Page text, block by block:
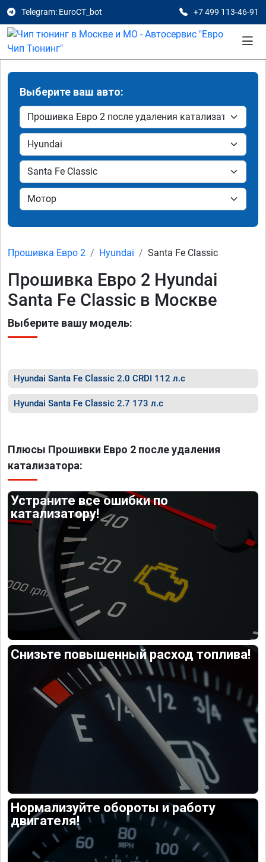
Telegram: EuroCT_bot +7 499 113-46-91
Выберите ваш авто:
Прошивка Евро 2 Hyundai Santa Fe Classic
Прошивка Евро 2 Hyundai
Santa Fe Classic в Москве
Выберите вашу модель:
Hyundai Santa Fe Classic 2.0 CRDI 112 л.с
Hyundai Santa Fe Classic 2.7 173 л.с
Плюсы Прошивки Евро 2 после удаления
катализатора:
Устраните все ошибки по
катализатору!
Снизьте повышенный расход топлива!
Нормализуйте обороты и работу
двигателя!